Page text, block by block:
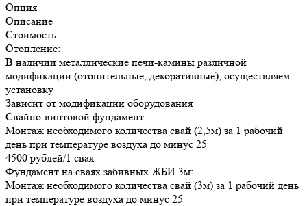
Опция
Описание
Стоимость
Отопление:
В наличии металлические печи-камины различной
модификации (отопительные, декоративные), осуществляем
установку
Зависит от модификации оборудования
Свайно-винтовой фундамент:
Монтаж необходимого количества свай (2,5м) за 1 рабочий
день при температуре воздуха до минус 25
4500 рублей/1 свая
Фундамент на сваях забивных ЖБИ 3м:
Монтаж необходимого количества свай (3м) за 1 рабочий день
при температуре воздуха до минус 25